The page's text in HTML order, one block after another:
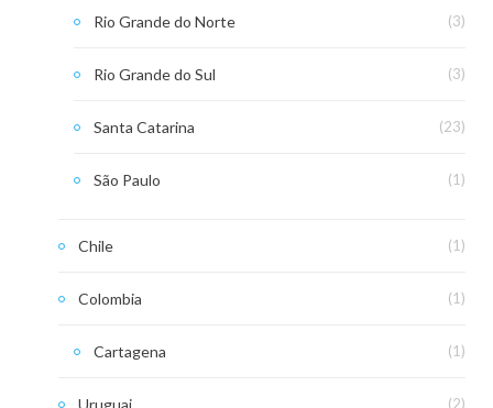
Rio Grande do Norte (3)
Rio Grande do Sul (3)
Santa Catarina (23)
São Paulo (1)
Chile (1)
Colombia (1)
Cartagena (1)
Uruguai (2)